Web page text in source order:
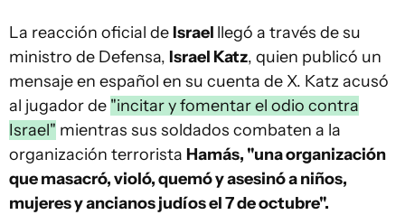
La reacción oficial de Israel llegó a través de su
ministro de Defensa, Israel Katz, quien publicó un
mensaje en español en su cuenta de X. Katz acusó
al jugador de "incitar y fomentar el odio contra
Israel" mientras sus soldados combaten a la
organización terrorista Hamás, "una organización
que masacró, violó, quemó y asesinó a niños,
mujeres y ancianos judíos el 7 de octubre".